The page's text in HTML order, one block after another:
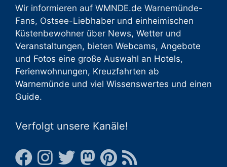
Wir informieren auf WMNDE.de Warnemünde-
Fans, Ostsee-Liebhaber und einheimischen
Küstenbewohner über News, Wetter und
Veranstaltungen, bieten Webcams, Angebote
und Fotos eine große Auswahl an Hotels,
Ferienwohnungen, Kreuzfahrten ab
Warnemünde und viel Wissenswertes und einen
Guide.
Verfolgt unsere Kanäle!